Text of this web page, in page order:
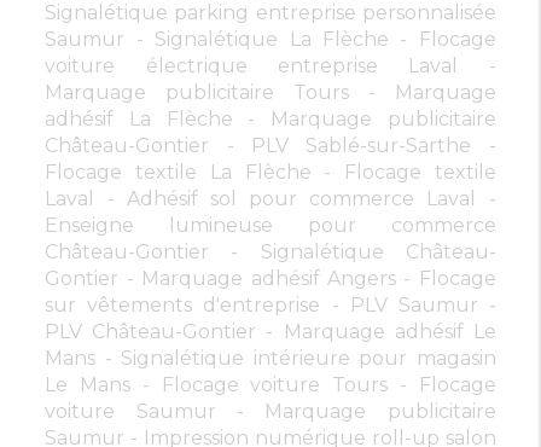
Signalétique parking entreprise personnalisée
Saumur
Signalétique La Flèche
Flocage
voiture électrique entreprise Laval
Marquage publicitaire Tours
Marquage
adhésif La Flèche
Marquage publicitaire
Château-Gontier
PLV Sablé-sur-Sarthe
Flocage textile La Flèche
Flocage textile
Laval
Adhésif sol pour commerce Laval
Enseigne lumineuse pour commerce
Château-Gontier
Signalétique Château-
Gontier
Marquage adhésif Angers
Flocage
sur vêtements d'entreprise
PLV Saumur
PLV Château-Gontier
Marquage adhésif Le
Mans
Signalétique intérieure pour magasin
Le Mans
Flocage voiture Tours
Flocage
voiture Saumur
Marquage publicitaire
Saumur
Impression numérique roll-up salon